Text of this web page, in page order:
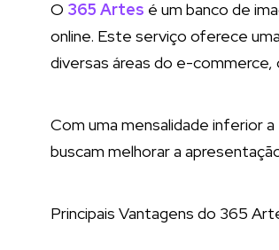
O 365 Artes é um banco de
online. Este serviço oferece
diversas áreas do e-
Com uma mensalidade inferior
buscam melhorar a
Principais Vantagens do 365